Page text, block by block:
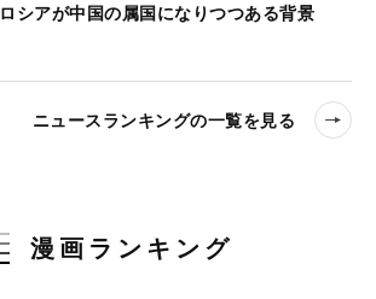
ロシアが中国の属国になりつつある背景
ニュースランキングの一覧を見る
漫画ランキング